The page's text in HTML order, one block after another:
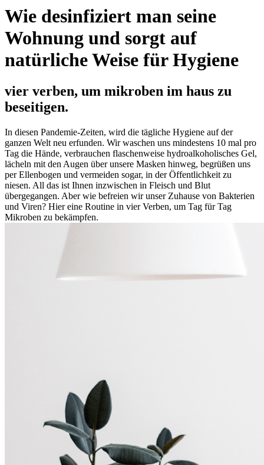
Wie desinfiziert man seine
Wohnung und sorgt auf
natürliche Weise für Hygiene
vier verben, um mikroben im haus zu
beseitigen.
In diesen Pandemie-Zeiten, wird die tägliche Hygiene auf der
ganzen Welt neu erfunden. Wir waschen uns mindestens 10 mal pro
Tag die Hände, verbrauchen flaschenweise hydroalkoholisches Gel,
lächeln mit den Augen über unsere Masken hinweg, begrüßen uns
per Ellenbogen und vermeiden sogar, in der Öffentlichkeit zu
niesen. All das ist Ihnen inzwischen in Fleisch und Blut
übergegangen. Aber wie befreien wir unser Zuhause von Bakterien
und Viren? Hier eine Routine in vier Verben, um Tag für Tag
Mikroben zu bekämpfen.